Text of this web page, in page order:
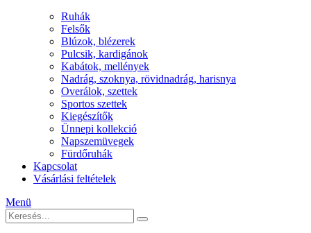
Ruhák
Felsők
Blúzok, blézerek
Pulcsik, kardigánok
Kabátok, mellények
Nadrág, szoknya, rövidnadrág, harisnya
Overálok, szettek
Sportos szettek
Kiegészítők
Ünnepi kollekció
Napszemüvegek
Fürdőruhák
Kapcsolat
Vásárlási feltételek
Menü